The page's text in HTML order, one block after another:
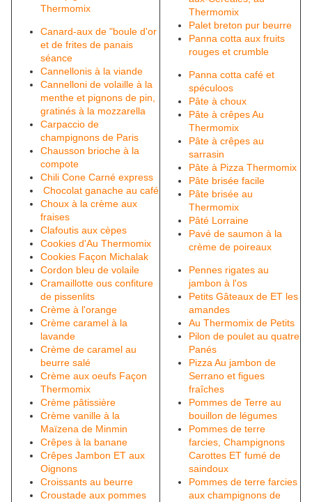
Thermomix
Canard-aux de "boule d'or
et de frites de panais
séance
Cannellonis à la viande
Cannelloni de volaille à la
menthe et pignons de pin,
gratinés à la mozzarella
Carpaccio de
champignons de Paris
Chausson brioche à la
compote
Chili Cone Carné express
Chocolat ganache au café
Choux à la crème aux
fraises
Clafoutis aux cèpes
Cookies d'Au Thermomix
Cookies Façon Michalak
Cordon bleu de volaile
Cramaillotte ous confiture
de pissenlits
Crème à l'orange
Crème caramel à la
lavande
Crème de caramel au
beurre salé
Crème aux oeufs Façon
Thermomix
Crème pâtissière
Crème vanille à la
Maïzena de Minmin
Crêpes à la banane
Crêpes Jambon ET aux
Oignons
Croissants au beurre
Croustade aux pommes
Thermomix
Palet breton pur beurre
Panna cotta aux fruits
rouges et crumble
Panna cotta café et
spéculoos
Pâte à choux
Pâte à crêpes Au
Thermomix
Pâte à crêpes au
sarrasin
Pâte à Pizza Thermomix
Pâte brisée facile
Pâte brisée au
Thermomix
Pâté Lorraine
Pavé de saumon à la
crème de poireaux
Pennes rigates au
jambon à l'os
Petits Gâteaux de ET les
amandes
Au Thermomix de Petits
Pilon de poulet au quatre
Panés
Pizza Au jambon de
Serrano et figues
fraîches
Pommes de Terre au
bouillon de légumes
Pommes de terre
farcies, Champignons
Carottes ET fumé de
saindoux
Pommes de terre farcies
aux champignons de